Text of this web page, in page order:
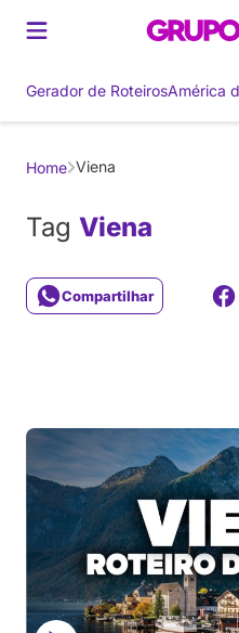
Gerador de RoteirosAmérica
Home Viena
Tag Viena
Compartilhar